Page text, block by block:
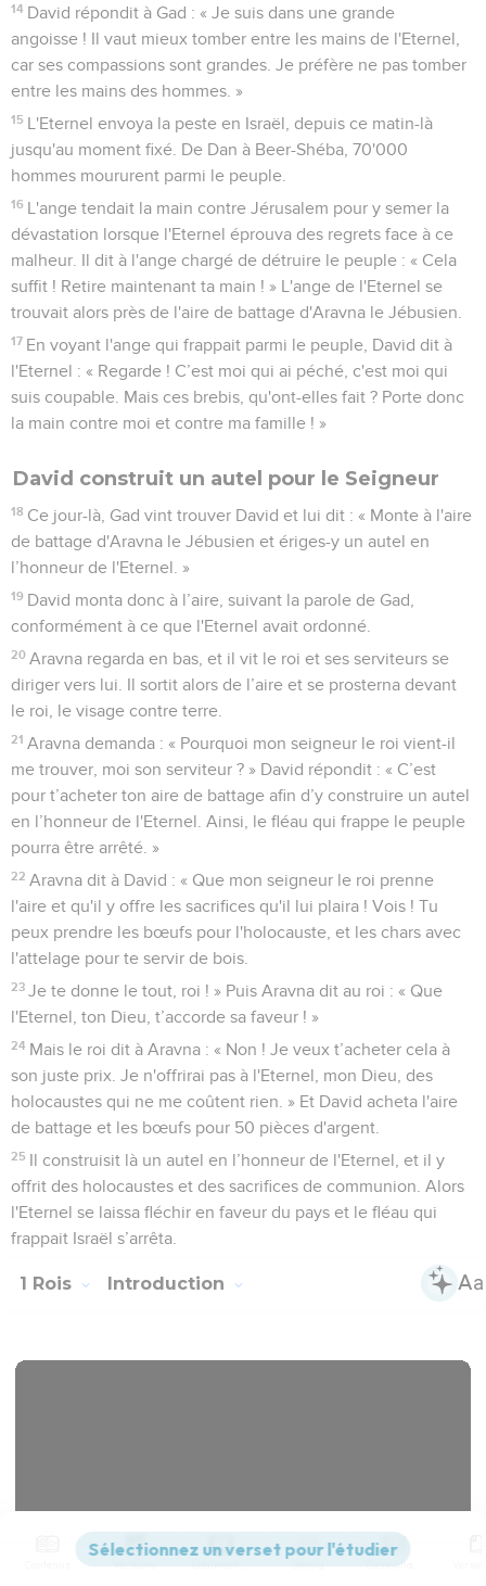
14 David répondit à Gad : « Je suis dans une grande
angoisse ! Il vaut mieux tomber entre les mains de l'Eternel,
car ses compassions sont grandes. Je préfère ne pas tomber
entre les mains des hommes. »
15 L'Eternel envoya la peste en Israël, depuis ce matin-là
jusqu'au moment fixé. De Dan à Beer-Shéba, 70'000
hommes moururent parmi le peuple.
16 L'ange tendait la main contre Jérusalem pour y semer la
dévastation lorsque l'Eternel éprouva des regrets face à ce
malheur. Il dit à l'ange chargé de détruire le peuple : « Cela
suffit ! Retire maintenant ta main ! » L'ange de l'Eternel se
trouvait alors près de l'aire de battage d'Aravna le Jébusien.
17 En voyant l'ange qui frappait parmi le peuple, David dit à
l'Eternel : « Regarde ! C’est moi qui ai péché, c'est moi qui
suis coupable. Mais ces brebis, qu'ont-elles fait ? Porte donc
la main contre moi et contre ma famille ! »
David construit un autel pour le Seigneur
18 Ce jour-là, Gad vint trouver David et lui dit : « Monte à l'aire
de battage d'Aravna le Jébusien et ériges-y un autel en
l’honneur de l'Eternel. »
19 David monta donc à l’aire, suivant la parole de Gad,
conformément à ce que l'Eternel avait ordonné.
20 Aravna regarda en bas, et il vit le roi et ses serviteurs se
diriger vers lui. Il sortit alors de l’aire et se prosterna devant
le roi, le visage contre terre.
21 Aravna demanda : « Pourquoi mon seigneur le roi vient-il
me trouver, moi son serviteur ? » David répondit : « C’est
pour t’acheter ton aire de battage afin d’y construire un autel
en l’honneur de l'Eternel. Ainsi, le fléau qui frappe le peuple
pourra être arrêté. »
22 Aravna dit à David : « Que mon seigneur le roi prenne
l'aire et qu'il y offre les sacrifices qu'il lui plaira ! Vois ! Tu
peux prendre les bœufs pour l'holocauste, et les chars avec
l'attelage pour te servir de bois.
23 Je te donne le tout, roi ! » Puis Aravna dit au roi : « Que
l'Eternel, ton Dieu, t’accorde sa faveur ! »
24 Mais le roi dit à Aravna : « Non ! Je veux t’acheter cela à
son juste prix. Je n'offrirai pas à l'Eternel, mon Dieu, des
holocaustes qui ne me coûtent rien. » Et David acheta l'aire
de battage et les bœufs pour 50 pièces d'argent.
25 Il construisit là un autel en l’honneur de l'Eternel, et il y
offrit des holocaustes et des sacrifices de communion. Alors
l'Eternel se laissa fléchir en faveur du pays et le fléau qui
frappait Israël s’arrêta.
1 Rois Introduction
Versions Commentaires Strong